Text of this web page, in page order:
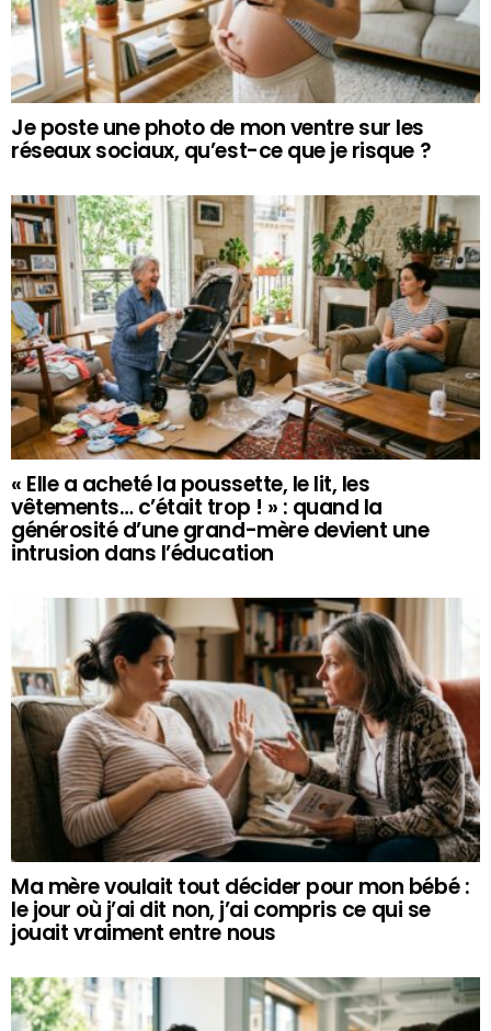
Je poste une photo de mon ventre sur les
réseaux sociaux, qu’est-ce que je risque ?
« Elle a acheté la poussette, le lit, les
vêtements… c’était trop ! » : quand la
générosité d’une grand-mère devient une
intrusion dans l’éducation
Ma mère voulait tout décider pour mon bébé :
le jour où j’ai dit non, j’ai compris ce qui se
jouait vraiment entre nous